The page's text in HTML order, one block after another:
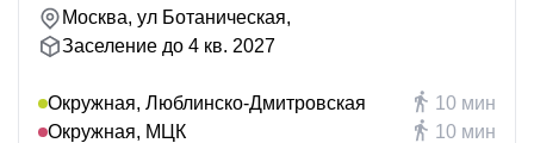
Москва, ул Ботаническая,
Заселение до 4 кв. 2027
Окружная, Люблинско-Дмитровская
10 мин
Окружная, МЦК
10 мин